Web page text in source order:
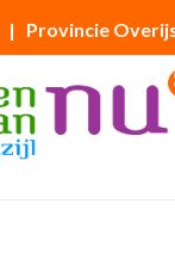
| Provincie